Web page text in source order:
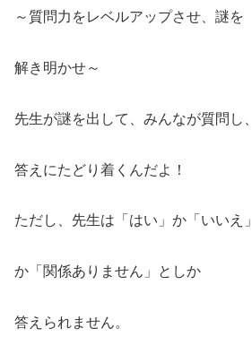
～質問力をレベルアップさせ、謎を
解き明かせ～
先生が謎を出して、みんなが質問し、
答えにたどり着くんだよ！
ただし、先生は「はい」か「いいえ」
か「関係ありません」としか
答えられません。